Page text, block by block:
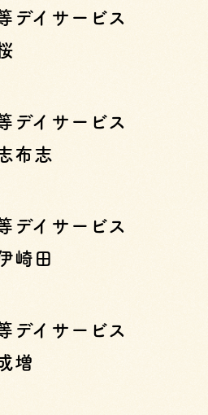
デイサービス
デイサービス
布志
デイサービス
崎田
デイサービス
増